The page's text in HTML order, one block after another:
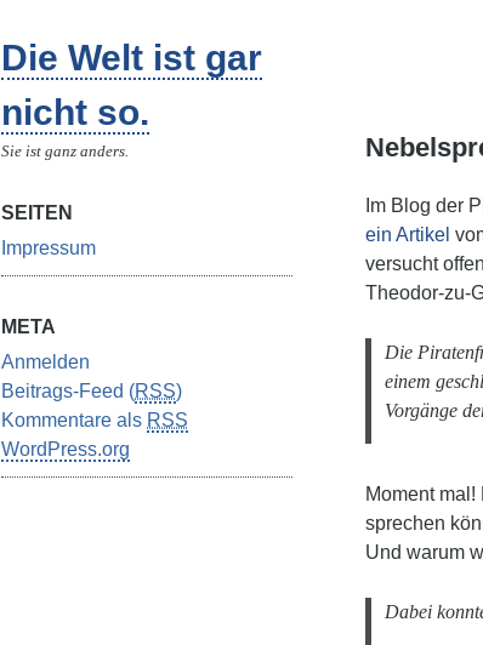
Die Welt ist gar
nicht so.
Sie ist ganz anders.
SEITEN
Impressum
META
Anmelden
Beitrags-Feed (RSS)
Kommentare als RSS
WordPress.org
Im Blog der
ein Artikel
versucht
Theodor-zu-
Die
einem
Vorgänge
Moment mal!
sprechen
Und warum
Dabei